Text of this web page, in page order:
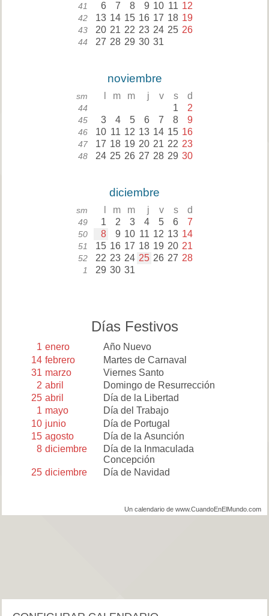
41 6 7 8 9 10 11 12
42 13 14 15 16 17 18 19
43 20 21 22 23 24 25 26
44 27 28 29 30 31
noviembre
sm m m j v s d
44 1 2
45 3 4 5 6 7 8 9
46 10 11 12 13 14 15 16
47 17 18 19 20 21 22 23
48 24 25 26 27 28 29 30
diciembre
sm m m j v s d
49 1 2 3 4 5 6 7
50 8 9 10 11 12 13 14
51 15 16 17 18 19 20 21
52 22 23 24 25 26 27 28
1 29 30 31
Días Festivos
1 enero
Año Nuevo
14 febrero
Martes de Carnaval
31 marzo
Viernes Santo
2 abril
Domingo de Resurrección
25 abril
Día de la Libertad
1 mayo
Día del Trabajo
10 junio
Día de Portugal
15 agosto
Día de la Asunción
8 diciembre
Día de la Inmaculada
Concepción
25 diciembre Día de Navidad
Un calendario de www.CuandoEnElMundo.com